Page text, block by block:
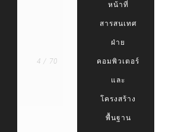
4 / 70
หน้าที่
สารสนเทศ
ฝ่าย
คอมพิวเตอร์
และ
โครงสร้าง
พื้นฐาน